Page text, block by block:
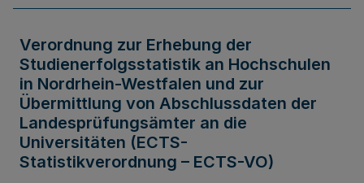
Verordnung zur Erhebung der
Studienerfolgsstatistik an Hochschulen
in Nordrhein-Westfalen und zur
Übermittlung von Abschlussdaten der
Landesprüfungsämter an die
Universitäten (ECTS-
Statistikverordnung – ECTS-VO)